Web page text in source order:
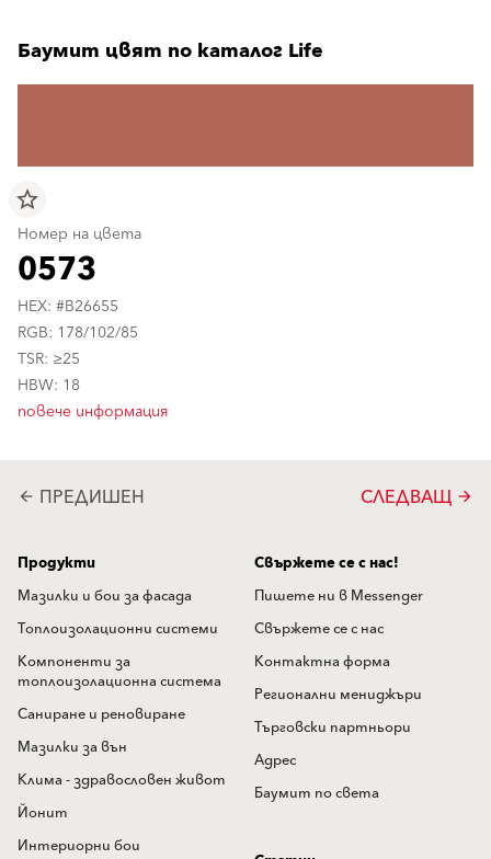
Баумит цвят по каталог Life
star_border
Номер на цвета
0573
HEX: #B26655
RGB: 178/102/85
TSR: ≥25
HBW: 18
повече информация
arrow_back ПРЕДИШЕН СЛЕДВАЩ arrow_forward
Продукти
Мазилки и бои за фасада
Топлоизолационни системи
Компоненти за
топлоизолационна система
Саниране и реновиране
Мазилки за вън
Клима - здравословен живот
Йонит
Интериорни бои
Свържете се с нас!
Пишете ни в Messenger
Свържете се с нас
Контактна форма
Регионални мениджъри
Търговски партньори
Адрес
Баумит по света